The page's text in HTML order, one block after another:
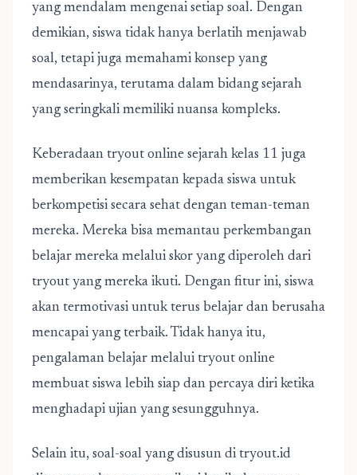
yang mendalam mengenai setiap soal. Dengan
demikian, siswa tidak hanya berlatih menjawab
soal, tetapi juga memahami konsep yang
mendasarinya, terutama dalam bidang sejarah
yang seringkali memiliki nuansa kompleks.
Keberadaan tryout online sejarah kelas 11 juga
memberikan kesempatan kepada siswa untuk
berkompetisi secara sehat dengan teman-teman
mereka. Mereka bisa memantau perkembangan
belajar mereka melalui skor yang diperoleh dari
tryout yang mereka ikuti. Dengan fitur ini, siswa
akan termotivasi untuk terus belajar dan berusaha
mencapai yang terbaik. Tidak hanya itu,
pengalaman belajar melalui tryout online
membuat siswa lebih siap dan percaya diri ketika
menghadapi ujian yang sesungguhnya.
Selain itu, soal-soal yang disusun di tryout.id